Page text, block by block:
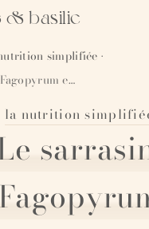
& basilic
simplifiée ·
Le sarrasin, Fagopyrum esculentum
la nutrition